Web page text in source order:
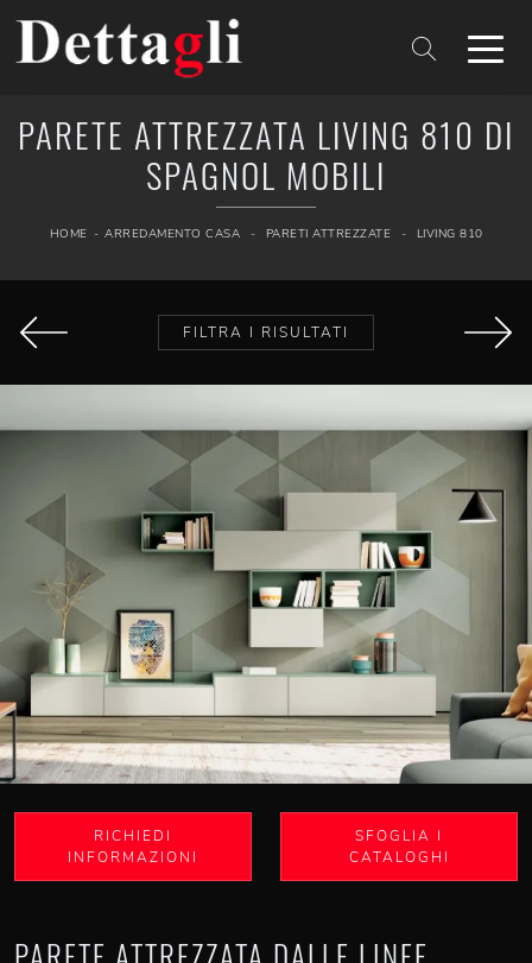
PARETE ATTREZZATA LIVING 810 DI
SPAGNOL MOBILI
HOME - ARREDAMENTO CASA - PARETI ATTREZZATE - LIVING 810
FILTRA I RISULTATI
RICHIEDI
INFORMAZIONI
SFOGLIA I
CATALOGHI